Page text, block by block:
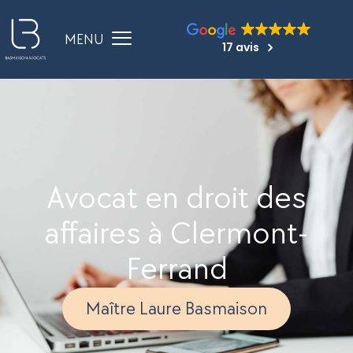
17 avis
Avocat en droit des
affaires à Clermont-
Ferrand
Maître Laure Basmaison